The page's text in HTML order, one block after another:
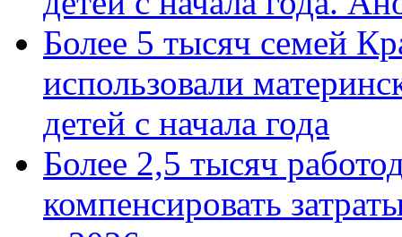
Более 5 тысяч семей
использовали
детей с начала года
Более 2,5 тысяч
компенсировать